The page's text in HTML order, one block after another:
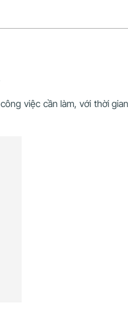
việc cần làm, với thời